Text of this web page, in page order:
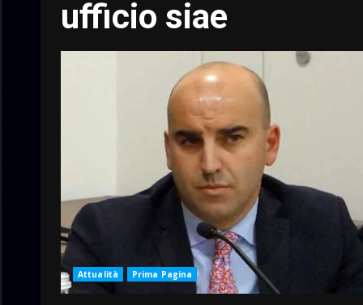
ufficio siae
Attualità Prima Pagina